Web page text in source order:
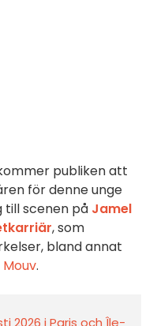
publiken att
för denne unge
till scenen på Jamel
, som
bland annat
.